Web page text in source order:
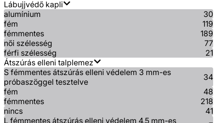
Lábujjvédő kapli
alumínium
30
fém
119
fémmentes
189
női szélesség
77
férfi szélesség
21
Átszúrás elleni talplemez
S fémmentes átszúrás elleni védelem 3 mm-es
próbaszöggel tesztelve
34
fém
48
fémmentes
218
nincs
41
L fémmentes átszúrás elleni védelem 4,5 mm-es